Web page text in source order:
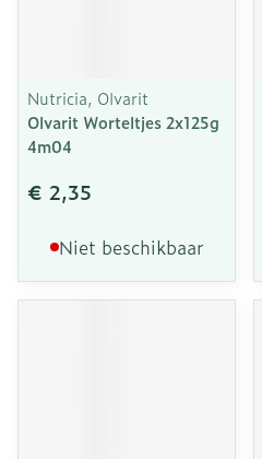
Nutricia, Olvarit
Olvarit Worteltjes 2x125g
4m04
€ 2,35
Niet beschikbaar